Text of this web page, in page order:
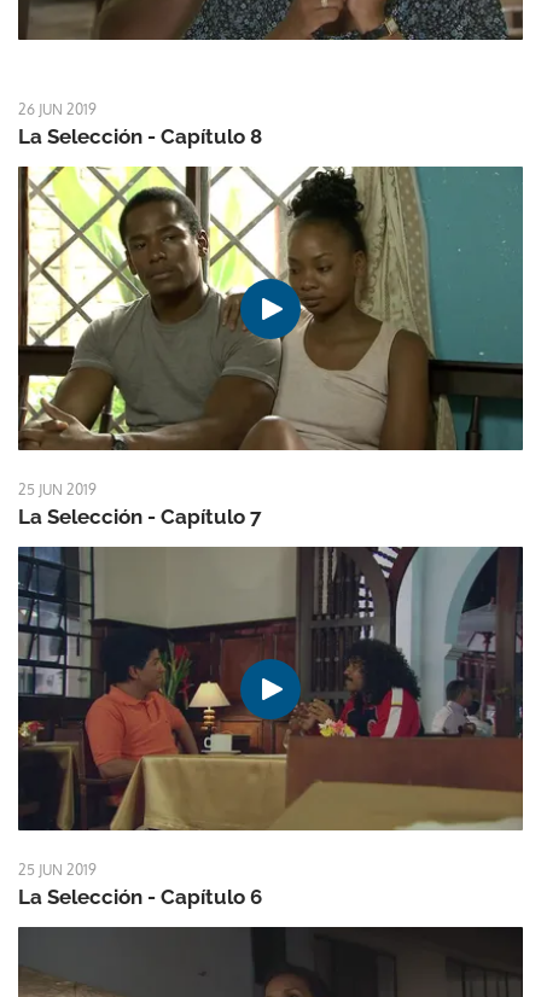
26 JUN 2019
La Selección - Capítulo 8
25 JUN 2019
La Selección - Capítulo 7
25 JUN 2019
La Selección - Capítulo 6